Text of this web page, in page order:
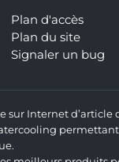
Plan d'accès
Plan du site
Signaler un bug
sur Internet